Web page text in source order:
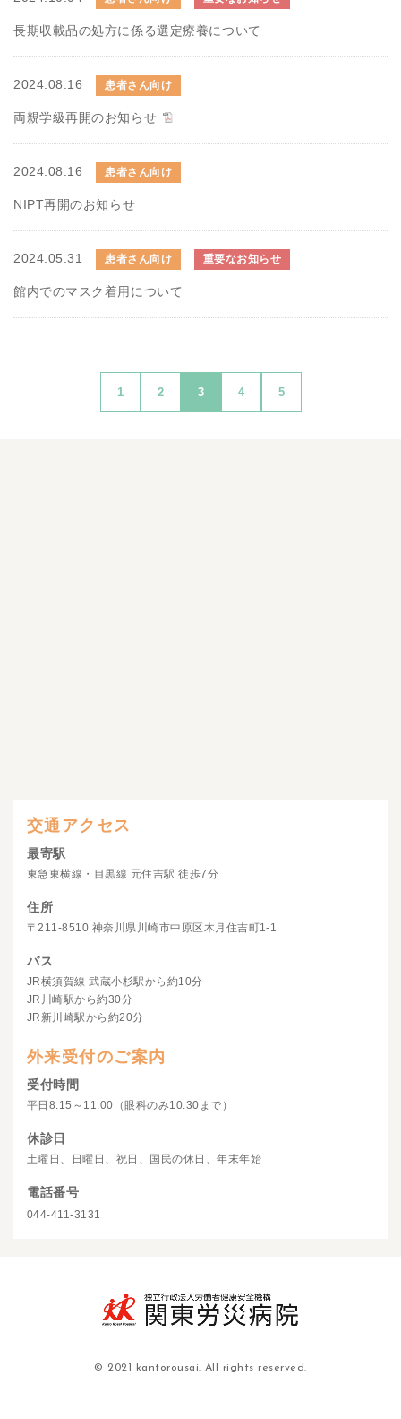
長期収載品の処方に係る選定療養について
2024.08.16 患者さん向け
両親学級再開のお知らせ
2024.08.16 患者さん向け
NIPT再開のお知らせ
2024.05.31 患者さん向け 重要なお知らせ
館内でのマスク着用について
1 2 3 4 5
交通アクセス
最寄駅
東急東横線・目黒線 元住吉駅 徒歩7分
住所
〒211-8510 神奈川県川崎市中原区木月住吉町1-1
バス
JR横須賀線 武蔵小杉駅から約10分
JR川崎駅から約30分
JR新川崎駅から約20分
外来受付のご案内
受付時間
平日8:15～11:00（眼科のみ10:30まで）
休診日
土曜日、日曜日、祝日、国民の休日、年末年始
電話番号
044-411-3131
© 2021 kantorousai. All rights reserved.